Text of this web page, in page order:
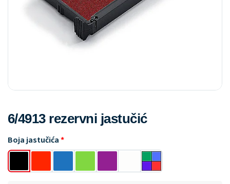
6/4913 rezervni jastučić
Boja jastučića